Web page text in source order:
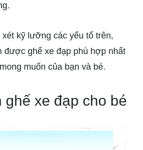
xét kỹ lưỡng các yếu tố trên,
được ghế xe đạp phù hợp nhất
muốn của bạn và bé.
ghế xe đạp cho bé